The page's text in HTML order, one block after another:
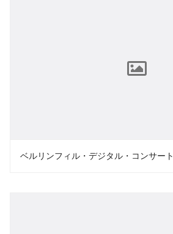
ベルリンフィル・デジタル・コンサー